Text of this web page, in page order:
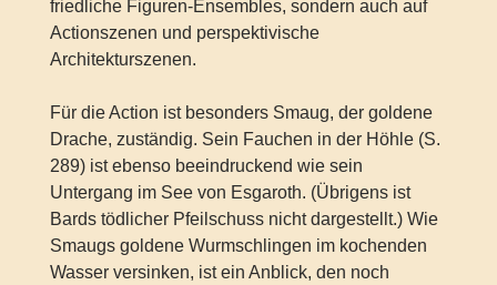
friedliche Figuren-Ensembles, sondern auch auf
Actionszenen und perspektivische
Architekturszenen.
Für die Action ist besonders Smaug, der goldene
Drache, zuständig. Sein Fauchen in der Höhle (S.
289) ist ebenso beeindruckend wie sein
Untergang im See von Esgaroth. (Übrigens ist
Bards tödlicher Pfeilschuss nicht dargestellt.) Wie
Smaugs goldene Wurmschlingen im kochenden
Wasser versinken, ist ein Anblick, den noch